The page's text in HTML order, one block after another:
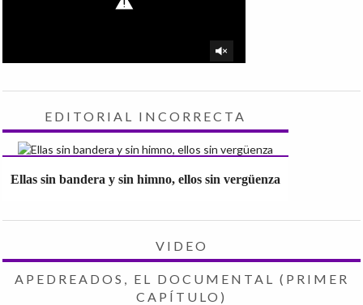
EDITORIAL INCORRECTA
Ellas sin bandera y sin himno, ellos sin vergüenza
VIDEO
APEDREADOS, EL DOCUMENTAL (PRIMER
CAPÍTULO)